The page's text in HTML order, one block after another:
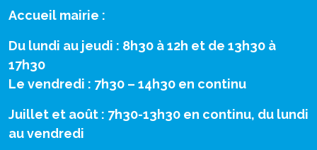
Accueil mairie :
Du lundi au jeudi : 8h30 à 12h et de 13h30 à
17h30
Le vendredi : 7h30 – 14h30 en continu
Juillet et août : 7h30-13h30 en continu, du lundi
au vendredi